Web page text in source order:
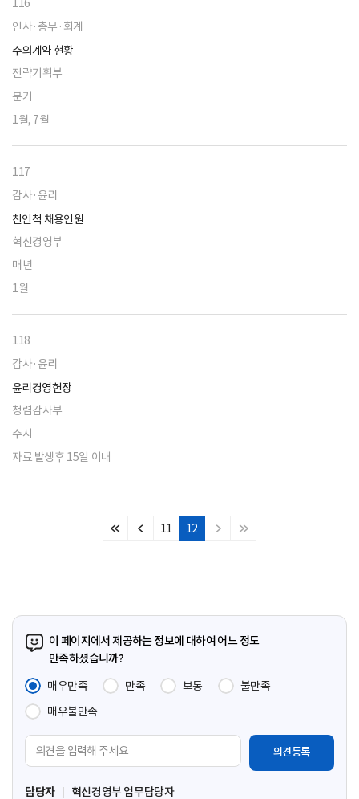
116
인사·총무·회계
수의계약 현황
전략기획부
분기
1월, 7월
117
감사·윤리
친인척 채용인원
혁신경영부
매년
1월
118
감사·윤리
윤리경영헌장
청렴감사부
수시
자료 발생후 15일 이내
처
이
11 12
다
마
이 페이지에서 제공하는 정보에 대하여 어느 정도
만족하셨습니까?
매우만족
만족 보통
불만족
매우불만족
견
입
담당자 혁신경영부 업무담당자